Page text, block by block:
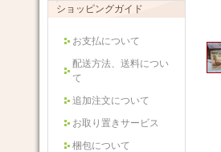
ショッピングガイド
お支払について
配送方法、送料につい
て
追加注文について
お取り置きサービス
梱包について